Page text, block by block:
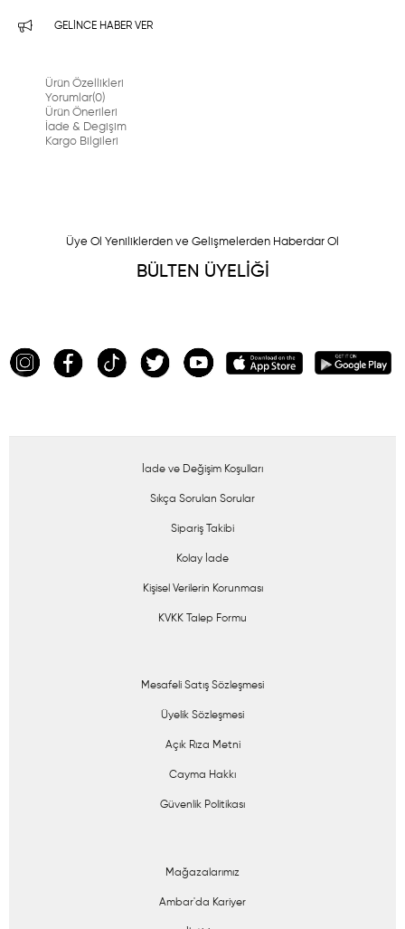
GELINCE HABER VER
Ürün Özellikleri
Yorumlar(0)
Ürün Önerileri
İade & Degişim
Kargo Bilgileri
Üye Ol Yeniliklerden ve Gelişmelerden Haberdar Ol
BÜLTEN ÜYELİĞİ
İade ve Değişim Koşulları
Sıkça Sorulan Sorular
Sipariş Takibi
Kolay İade
Kişisel Verilerin Korunması
KVKK Talep Formu
Mesafeli Satış Sözleşmesi
Üyelik Sözleşmesi
Açık Rıza Metni
Cayma Hakkı
Güvenlik Politikası
Mağazalarımız
Ambar'da Kariyer